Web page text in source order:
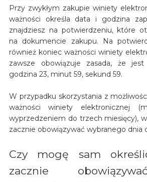
Przy zwykłym zakupie winiety
ważności określa data i godzina
znajdziesz na potwierdzeniu, które
na dokumencie zakupu. Na
również koniec ważności winiety
zawsze obowiązuje zasada, że
godzina 23, minut 59, sekund 59.
W przypadku skorzystania z
ważności winiety elektronicznej
wyprzedzeniem do trzech miesięcy),
zacznie obowiązywać wybranego dnia
Czy mogę sam
zacznie